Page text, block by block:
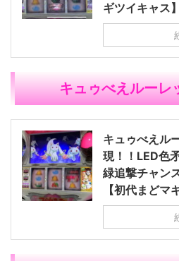
ギツイキャス】
キュゥべえルーレ
キュゥべえル
現！！LED色
緑追撃チャン
【初代まどマ